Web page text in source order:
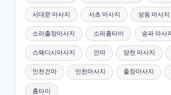
서대문 마사지 서초 마사지 성동 마사지
소라출장마사지 소라홈타이 송파 마사
스웨디시마사지 안마 양천 마사지
인천건마 인천마사지 출장마사지
홈타이